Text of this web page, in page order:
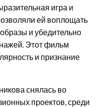
игра и
ей воплощать
и убедительно
Этот фильм
и признание
снялась во
проектов, среди